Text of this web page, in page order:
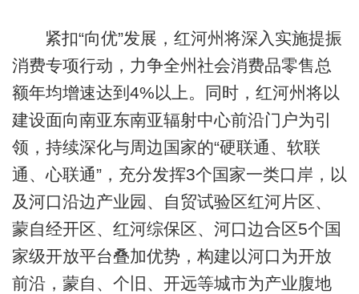
紧扣“向优”发展，红河州将深入实施提振
消费专项行动，力争全州社会消费品零售总
额年均增速达到4%以上。同时，红河州将以
建设面向南亚东南亚辐射中心前沿门户为引
领，持续深化与周边国家的“硬联通、软联
通、心联通”，充分发挥3个国家一类口岸，以
及河口沿边产业园、自贸试验区红河片区、
蒙自经开区、红河综保区、河口边合区5个国
家级开放平台叠加优势，构建以河口为开放
前沿，蒙自、个旧、开远等城市为产业腹地